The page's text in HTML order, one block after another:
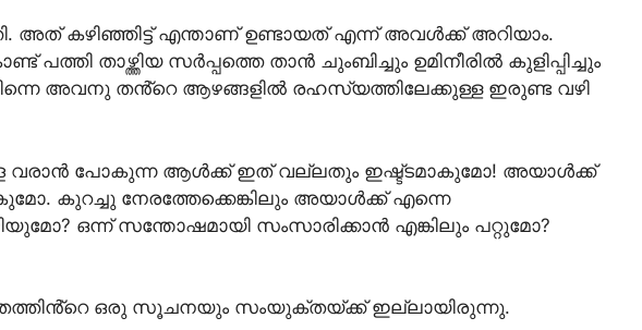
കഴിഞ്ഞിട്ട് എന്താണ് ഉണ്ടായത് എന്ന് അവൾക്ക് അറിയാം.
പത്തി താഴ്ത്തിയ സർപ്പത്തെ താൻ ചുംബിച്ചും ഉമിനീരിൽ കുളിപ്പിച്ചും
അവനു തൻ്റെ ആഴങ്ങളിൽ രഹസ്യത്തിലേക്കുള്ള ഇരുണ്ട വഴി
വരാൻ പോകുന്ന ആൾക്ക് ഇത് വല്ലതും ഇഷ്ട്ടമാകുമോ! അയാൾക്ക്
കുറച്ചു നേരത്തേക്കെങ്കിലും അയാൾക്ക് എന്നെ
ഒന്ന് സന്തോഷമായി സംസാരിക്കാൻ എങ്കിലും പറ്റുമോ?
ഒരു സൂചനയും സംയുക്തയ്ക്ക് ഇല്ലായിരുന്നു.